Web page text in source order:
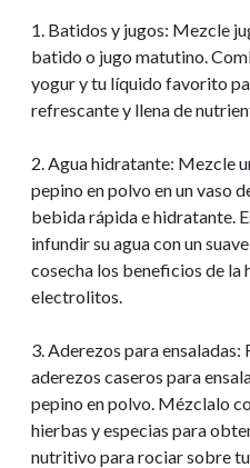
1. Batidos y jugos: Mezcle
batido o jugo matutino.
yogur y tu líquido favorito
refrescante y llena de
2. Agua hidratante: Mezcle
pepino en polvo en un vaso
bebida rápida e hidratante.
infundir su agua con un
cosecha los beneficios de
electrolitos.
3. Aderezos para ensaladas:
aderezos caseros para
pepino en polvo. Mézclalo
hierbas y especias para
nutritivo para rociar sobre